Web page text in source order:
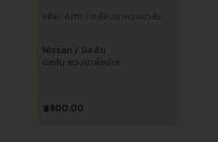
Idler Arm / กล้องยาพวงมาลัย
Nissan / นิสสัน
นิสสัน พวงมาลัยซ้าย
฿900.00